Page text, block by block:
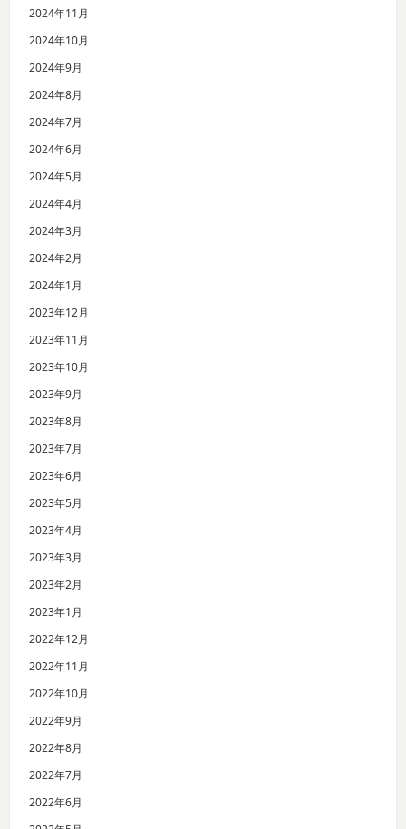
2024年11月
2024年10月
2024年9月
2024年8月
2024年7月
2024年6月
2024年5月
2024年4月
2024年3月
2024年2月
2024年1月
2023年12月
2023年11月
2023年10月
2023年9月
2023年8月
2023年7月
2023年6月
2023年5月
2023年4月
2023年3月
2023年2月
2023年1月
2022年12月
2022年11月
2022年10月
2022年9月
2022年8月
2022年7月
2022年6月